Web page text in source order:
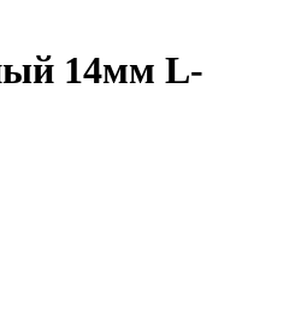
14мм L-